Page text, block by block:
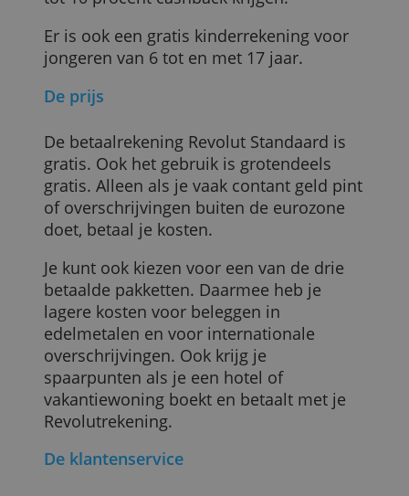
Heb je eenmaal een betaalrekening van
Revolut, dan krijg je nog veel meer
beleggen in goud en zilver en in
aandelen. Je kunt online shoppen en
betalen met veilige, virtuele debitcards.
En je kunt accommodaties boeken en 3
tot 10 procent cashback krijgen.
Er is ook een gratis kinderrekening voor
jongeren van 6 tot en met 17 jaar.
De prijs
De betaalrekening Revolut Standaard is
gratis. Ook het gebruik is grotendeels
gratis. Alleen als je vaak contant geld
doet, betaal je kosten.